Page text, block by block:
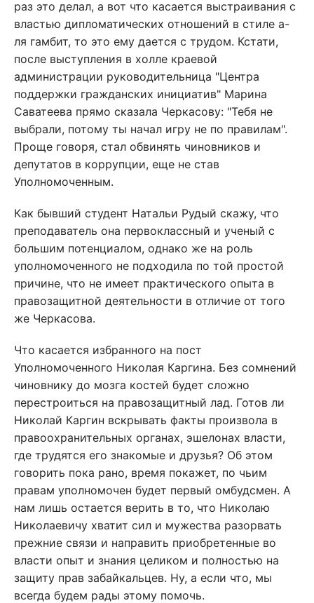
раз это делал, а вот что касается выстраивания с
властью дипломатических отношений в стиле а-
ля гамбит, то это ему дается с трудом. Кстати,
после выступления в холле краевой
администрации руководительница "Центра
поддержки гражданских инициатив" Марина
Саватеева прямо сказала Черкасову: "Тебя не
выбрали, потому ты начал игру не по правилам".
Проще говоря, стал обвинять чиновников и
депутатов в коррупции, еще не став
Уполномоченным.
Как бывший студент Натальи Рудый скажу, что
преподаватель она первоклассный и ученый с
большим потенциалом, однако же на роль
уполномоченного не подходила по той простой
причине, что не имеет практического опыта в
правозащитной деятельности в отличие от того
же Черкасова.
Что касается избранного на пост
Уполномоченного Николая Каргина. Без сомнений
чиновнику до мозга костей будет сложно
перестроиться на правозащитный лад. Готов ли
Николай Каргин вскрывать факты произвола в
правоохранительных органах, эшелонах власти,
где трудятся его знакомые и друзья? Об этом
говорить пока рано, время покажет, по чьим
правам уполномочен будет первый омбудсмен. А
нам лишь остается верить в то, что Николаю
Николаевичу хватит сил и мужества разорвать
прежние связи и направить приобретенные во
власти опыт и знания целиком и полностью на
защиту прав забайкальцев. Ну, а если что, мы
всегда будем рады этому помочь.